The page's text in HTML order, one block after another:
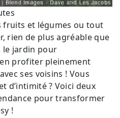
fruits et légumes ou tout
rien de plus agréable que
le jardin pour
profiter pleinement
ses voisins ! Vous
d’intimité ? Voici deux
pour transformer
!